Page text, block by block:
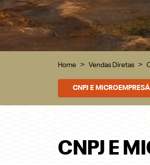
Home Vendas Diretas
CNPJ E
CNPJ E